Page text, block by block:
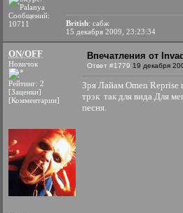
Сообщений:
10711
British: сабж
15 декабря 2009, 23:23:34
ON/OFF
Новичок
Рейтинг: 2
[Заценки]
[Комментарии]
Впечатления от
Ответ #1779 19 декабря
Зря Лайам Omen Reprise
трэк так для вида.Для
песня.